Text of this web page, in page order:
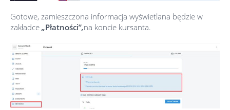
Gotowe, zamieszczona informacja wyświetlana będzie w
zakładce „Płatności”,na koncie kursanta.